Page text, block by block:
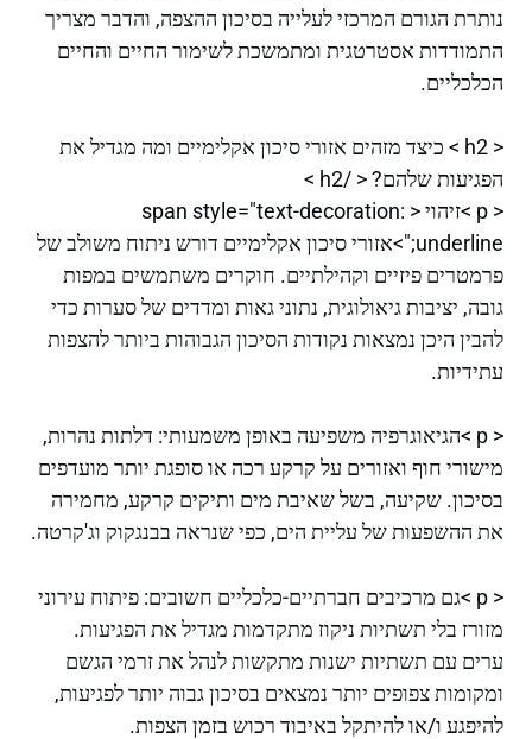
נותרת הגורם המרכזי לעלייה בסיכון ההצפה, והדבר מצריך
התמודדות אסטרטגית ומתמשכת לשימור החיים והחיים
הכלכליים.
< h2 > כיצד מזהים אזורי סיכון אקלימיים ומה מגדיל את
הפגיעות שלהם? < /h2 >
< p >זיהוי < span style="text-decoration:
underline;">אזורי סיכון אקלימיים דורש ניתוח משולב של
פרמטרים פיזיים וקהילתיים. חוקרים משתמשים במפות
גובה, יציבות גיאולוגית, נתוני גאות ומדדים של סערות כדי
להבין היכן נמצאות נקודות הסיכון הגבוהות ביותר להצפות
עתידיות.
< p >הגיאוגרפיה משפיעה באופן משמעותי: דלתות נהרות,
מישורי חוף ואזורים על קרקע רכה או סופגת יותר מועדפים
בסיכון. שקיעה, בשל שאיבת מים ותיקים קרקע, מחמירה
את ההשפעות של עליית הים, כפי שנראה בבנגקוק וג'קרטה.
< p >גם מרכיבים חברתיים-כלכליים חשובים: פיתוח עירוני
מזורז בלי תשתיות ניקוז מתקדמות מגדיל את הפגיעות.
ערים עם תשתיות ישנות מתקשות לנהל את זרמי הגשם
ומקומות צפופים יותר נמצאים בסיכון גבוה יותר לפגיעות,
להיפגע ו/או להיתקל באיבוד רכוש בזמן הצפות.